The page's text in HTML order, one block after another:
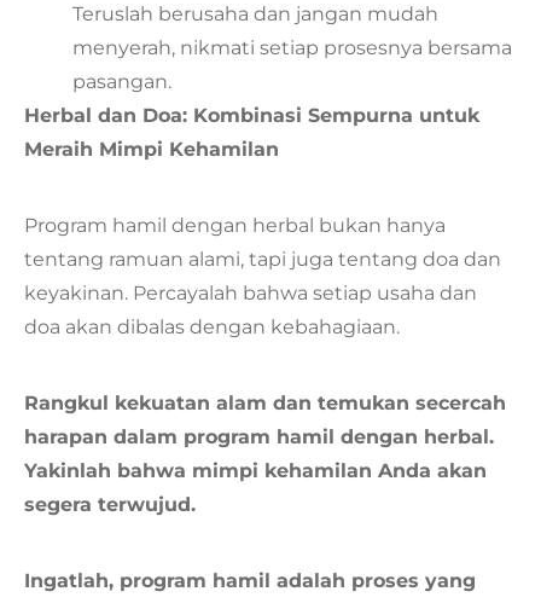
Teruslah berusaha dan jangan mudah
menyerah, nikmati setiap prosesnya bersama
pasangan.
Herbal dan Doa: Kombinasi Sempurna untuk
Meraih Mimpi Kehamilan
Program hamil dengan herbal bukan hanya
tentang ramuan alami, tapi juga tentang doa dan
keyakinan. Percayalah bahwa setiap usaha dan
doa akan dibalas dengan kebahagiaan.
Rangkul kekuatan alam dan temukan secercah
harapan dalam program hamil dengan herbal.
Yakinlah bahwa mimpi kehamilan Anda akan
segera terwujud.
Ingatlah, program hamil adalah proses yang